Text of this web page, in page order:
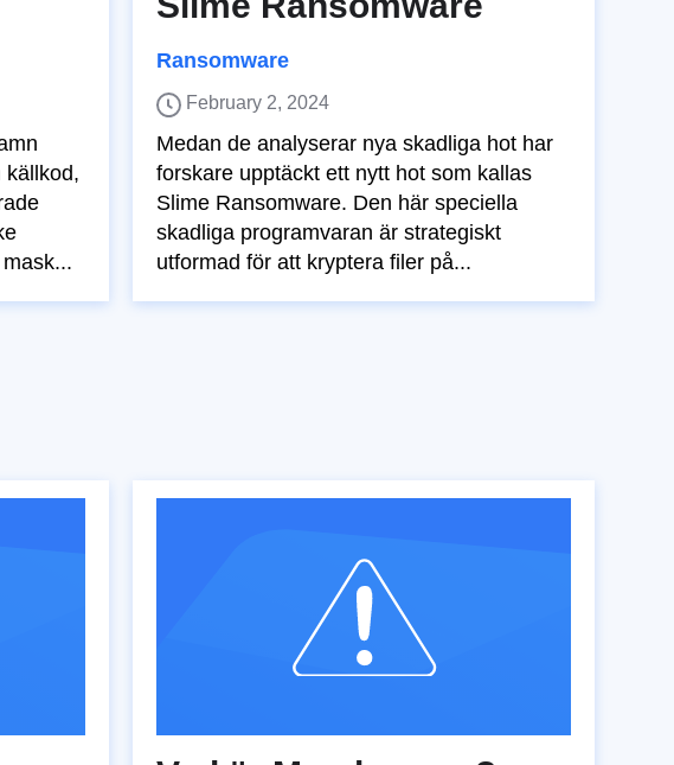
källkod,
Ransomware
February 2, 2024
Medan de analyserar nya skadliga hot har
forskare upptäckt ett nytt hot som kallas
Slime Ransomware. Den här speciella
skadliga programvaran är strategiskt
utformad för att kryptera filer på...